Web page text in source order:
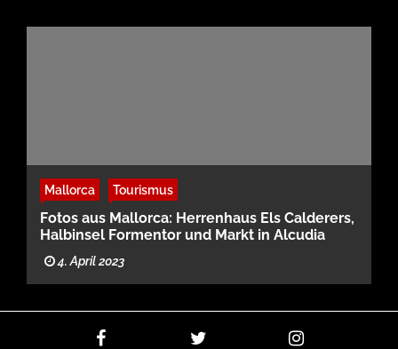
Mallorca Tourismus
Fotos aus Mallorca: Herrenhaus Els Calderers,
Halbinsel Formentor und Markt in Alcudia
4. April 2023